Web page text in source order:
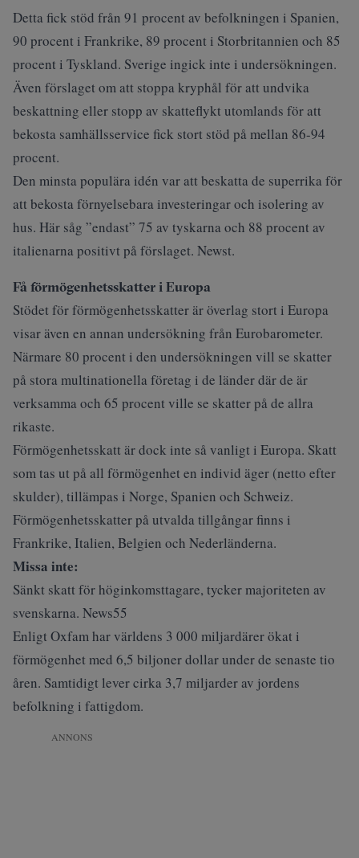
Detta fick stöd från 91 procent av befolkningen i Spanien,
90 procent i Frankrike, 89 procent i Storbritannien och 85
procent i Tyskland. Sverige ingick inte i undersökningen.
Även förslaget om att stoppa kryphål för att undvika
beskattning eller stopp av skatteflykt utomlands för att
bekosta samhällsservice fick stort stöd på mellan 86-94
procent.
Den minsta populära idén var att beskatta de superrika för
att bekosta förnyelsebara investeringar och isolering av
hus. Här såg ”endast” 75 av tyskarna och 88 procent av
italienarna positivt på förslaget. Newst.
Få förmögenhetsskatter i Europa
Stödet för förmögenhetsskatter är överlag stort i Europa
visar även en annan undersökning från Eurobarometer.
Närmare 80 procent i den undersökningen vill se skatter
på stora multinationella företag i de länder där de är
verksamma och 65 procent ville se skatter på de allra
rikaste.
Förmögenhetsskatt är dock inte så vanligt i Europa. Skatt
som tas ut på all förmögenhet en individ äger (netto efter
skulder), tillämpas i Norge, Spanien och Schweiz.
Förmögenhetsskatter på utvalda tillgångar finns i
Frankrike, Italien, Belgien och Nederländerna.
Missa inte:
Sänkt skatt för höginkomsttagare, tycker majoriteten av
svenskarna. News55
Enligt Oxfam har världens 3 000 miljardärer ökat i
förmögenhet med 6,5 biljoner dollar under de senaste tio
åren. Samtidigt lever cirka 3,7 miljarder av jordens
befolkning i fattigdom.
ANNONS